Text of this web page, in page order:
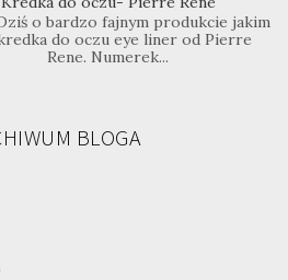
o bardzo fajnym produkcie jakim
do oczu eye liner od Pierre
Rene. Numerek...
BLOGA